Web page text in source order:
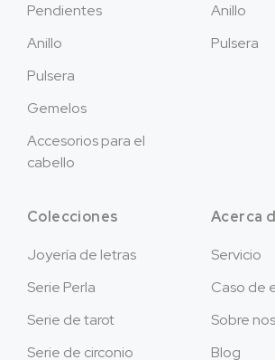
Pendientes
Anillo
Pulsera
Gemelos
Accesorios para el
cabello
Anillo
Pulsera
Colecciones
Joyería de letras
Serie Perla
Serie de tarot
Serie de circonio
Acerca
Servicio
Caso de
Sobre
Blog